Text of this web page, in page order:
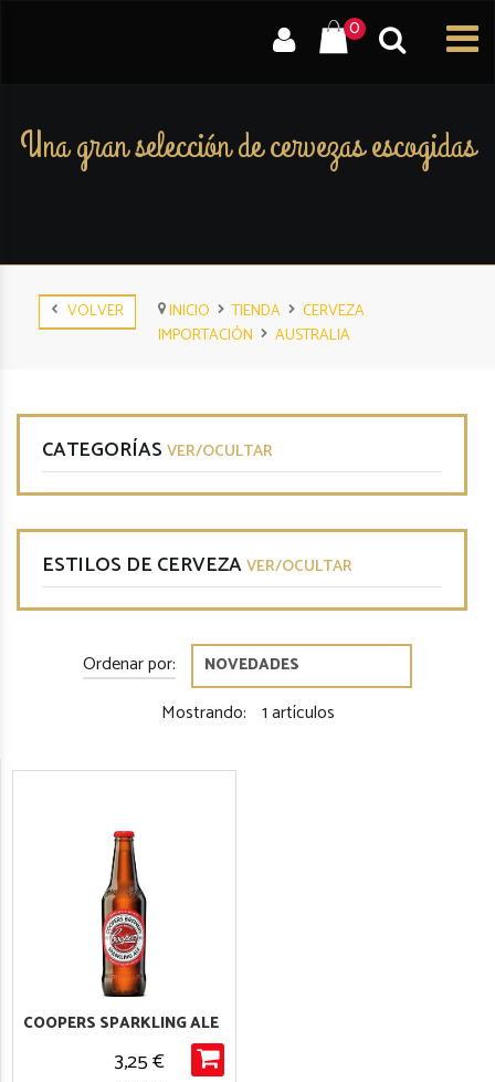
0
Una gran selección de cervezas escogidas
VOLVER INICIO TIENDA
CERVEZA
IMPORTACIÓN
AUSTRALIA
CATEGORÍAS VER/OCULTAR
ESTILOS DE CERVEZAVER/OCULTAR
Ordenar por:
Mostrando: 1 artículos
COOPERS SPARKLING ALE
3,25 €